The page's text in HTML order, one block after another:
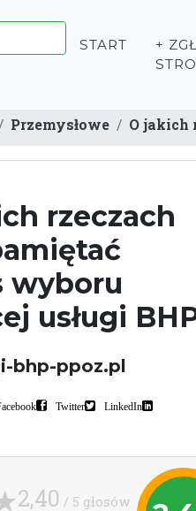
START
+
Przemysłowe O jakich
rzeczach
wyboru
usługi
bhp-ppoz.pl
Twitter LinkedIn
2,40 / 5 głosów